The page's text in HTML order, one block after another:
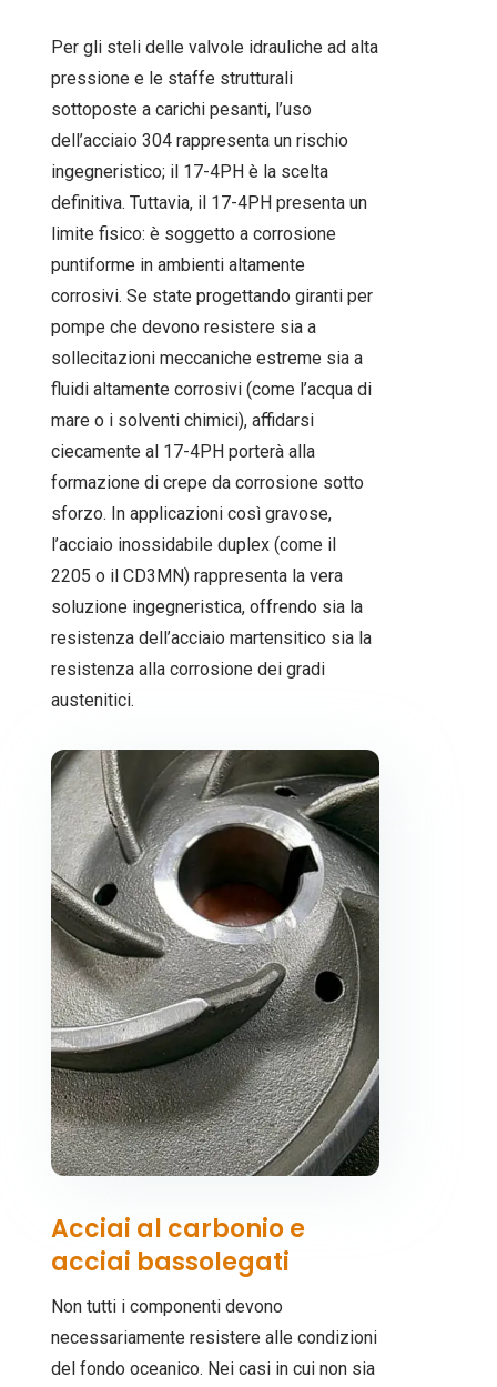
Per gli steli delle valvole idrauliche ad alta
pressione e le staffe strutturali
sottoposte a carichi pesanti, l’uso
dell’acciaio 304 rappresenta un rischio
ingegneristico; il 17-4PH è la scelta
definitiva. Tuttavia, il 17-4PH presenta un
limite fisico: è soggetto a corrosione
puntiforme in ambienti altamente
corrosivi. Se state progettando giranti per
pompe che devono resistere sia a
sollecitazioni meccaniche estreme sia a
fluidi altamente corrosivi (come l’acqua di
mare o i solventi chimici), affidarsi
ciecamente al 17-4PH porterà alla
formazione di crepe da corrosione sotto
sforzo. In applicazioni così gravose,
l’acciaio inossidabile duplex (come il
2205 o il CD3MN) rappresenta la vera
soluzione ingegneristica, offrendo sia la
resistenza dell’acciaio martensitico sia la
resistenza alla corrosione dei gradi
austenitici.
Acciai al carbonio e
acciai bassolegati
Non tutti i componenti devono
necessariamente resistere alle condizioni
del fondo oceanico. Nei casi in cui non sia